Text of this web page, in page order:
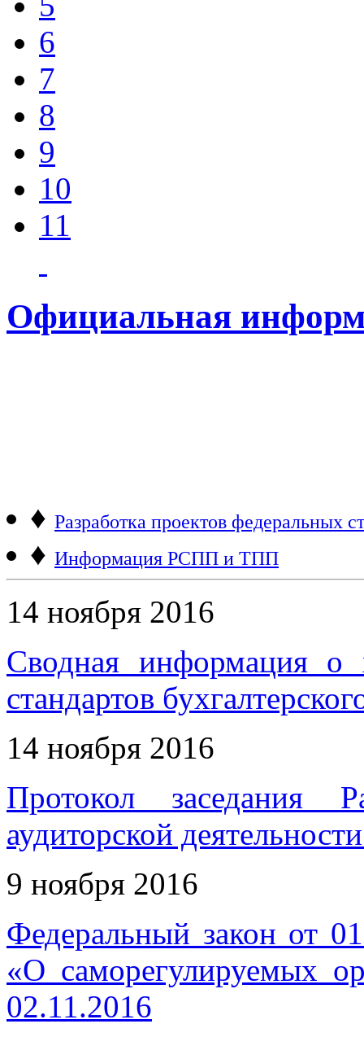
6
7
8
9
10
11
Официальная
♦ Разработка проектов федеральных
♦ Информация РСПП и ТПП
14 ноября 2016
Сводная информация о
стандартов
14 ноября 2016
Протокол заседания
аудиторской
9 ноября 2016
Федеральный закон от
«О саморегулируемых
02.11.2016